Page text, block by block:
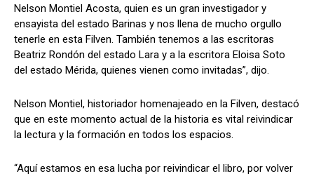
Nelson Montiel Acosta, quien es un gran investigador y
ensayista del estado Barinas y nos llena de mucho orgullo
tenerle en esta Filven. También tenemos a las escritoras
Beatriz Rondón del estado Lara y a la escritora Eloisa Soto
del estado Mérida, quienes vienen como invitadas”, dijo.
Nelson Montiel, historiador homenajeado en la Filven, destacó
que en este momento actual de la historia es vital reivindicar
la lectura y la formación en todos los espacios.
“Aquí estamos en esa lucha por reivindicar el libro, por volver